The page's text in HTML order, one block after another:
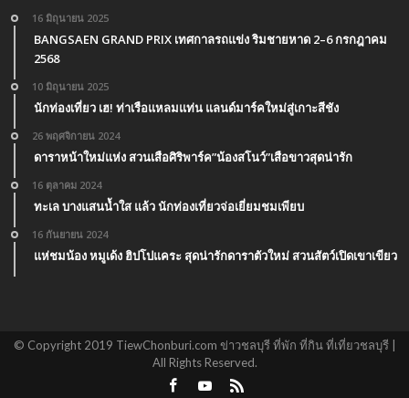
16 มิถุนายน 2025
BANGSAEN GRAND PRIX เทศกาลรถแข่ง ริมชายหาด 2–6 กรกฎาคม
2568
10 มิถุนายน 2025
นักท่องเที่ยว เฮ! ท่าเรือแหลมแท่น แลนด์มาร์คใหม่สู่เกาะสีชัง
26 พฤศจิกายน 2024
ดาราหน้าใหม่แห่ง สวนเสือศิริพาร์ค”น้องสโนว์”เสือขาวสุดน่ารัก
16 ตุลาคม 2024
ทะเล บางแสนน้ำใส แล้ว นักท่องเที่ยวจ่อเยี่ยมชมเพียบ
16 กันยายน 2024
แห่ชมน้อง หมูเด้ง ฮิปโปแคระ สุดน่ารักดาราตัวใหม่ สวนสัตว์เปิดเขาเขียว
© Copyright 2019 TiewChonburi.com ข่าวชลบุรี ที่พัก ที่กิน ที่เที่ยวชลบุรี |
All Rights Reserved.